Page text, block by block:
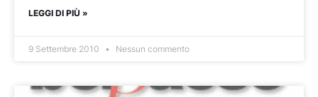
LEGGI DI PIÙ »
9 Settembre 2010 Nessun commento